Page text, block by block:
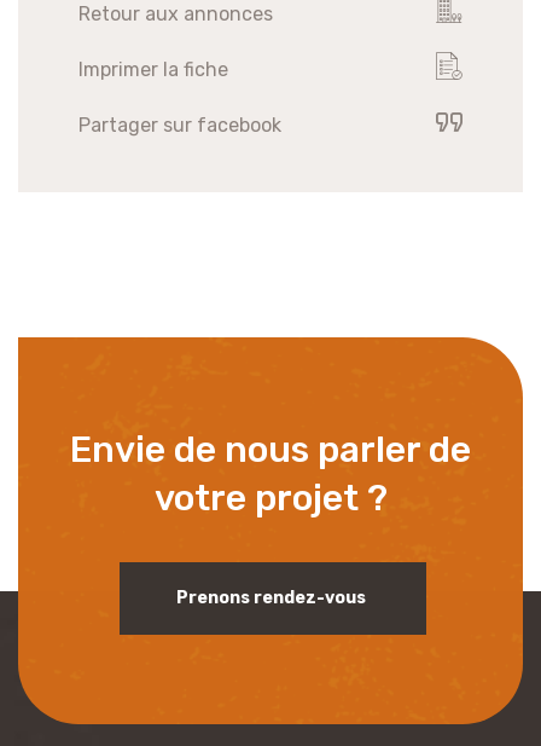
Retour aux annonces
Imprimer la fiche
Partager sur facebook
Envie de nous parler de
votre projet ?
Prenons rendez-vous